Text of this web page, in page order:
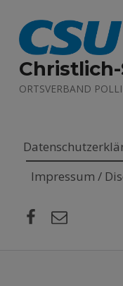
ORTSVERBAND
Impressum /